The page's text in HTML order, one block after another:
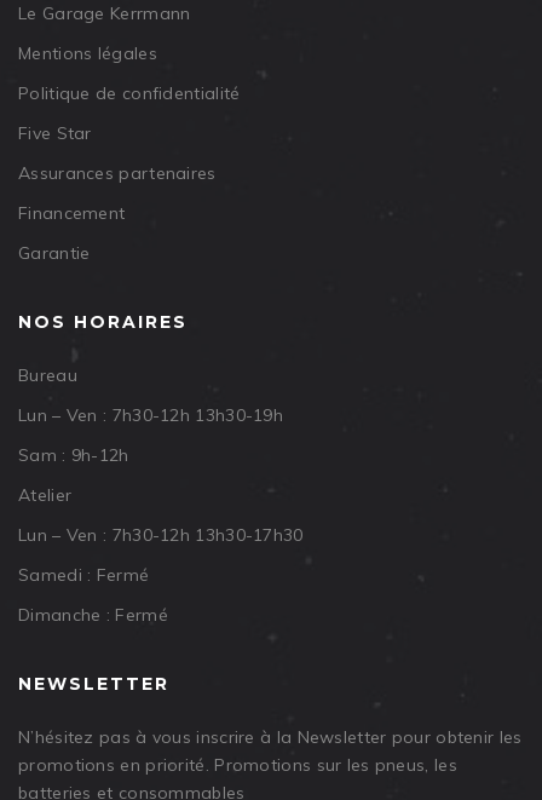
Le Garage Kerrmann
Mentions légales
Politique de confidentialité
Five Star
Assurances partenaires
Financement
Garantie
NOS HORAIRES
Bureau
Lun – Ven : 7h30-12h 13h30-19h
Sam : 9h-12h
Atelier
Lun – Ven : 7h30-12h 13h30-17h30
Samedi : Fermé
Dimanche : Fermé
NEWSLETTER
N’hésitez pas à vous inscrire à la Newsletter pour obtenir les
promotions en priorité. Promotions sur les pneus, les
batteries et consommables